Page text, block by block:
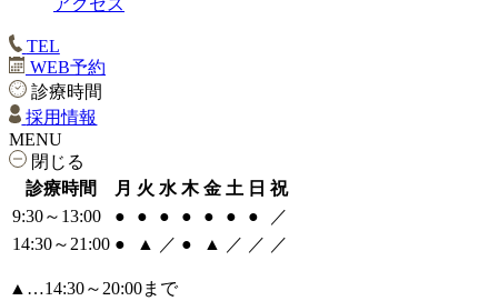
アクセス
TEL
WEB予約
診療時間
採用情報
MENU
閉じる
診療時間
月 火 水 木 金 土 日 祝
9:30～13:00
● ● ● ● ● ● ●
／
14:30～21:00 ● ▲ ／ ● ▲ ／ ／ ／
▲…14:30～20:00まで